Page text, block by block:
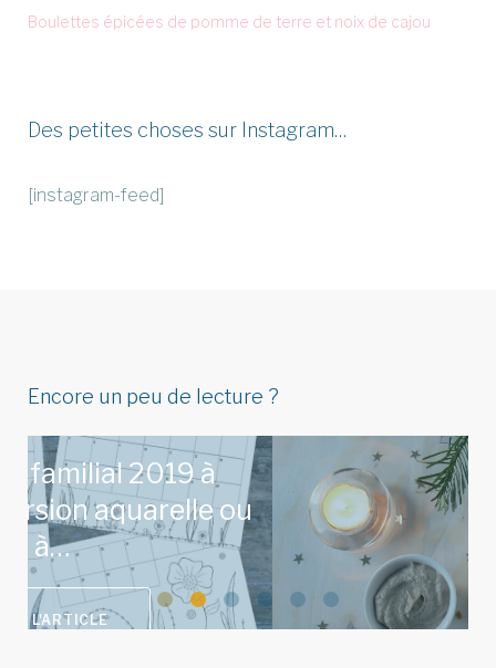
Boulettes épicées de pomme de terre et noix de cajou
Des petites choses sur Instagram…
[instagram-feed]
Encore un peu de lecture ?
Idées de menu de Noël pour
réunir végétariens, omnivores
&…